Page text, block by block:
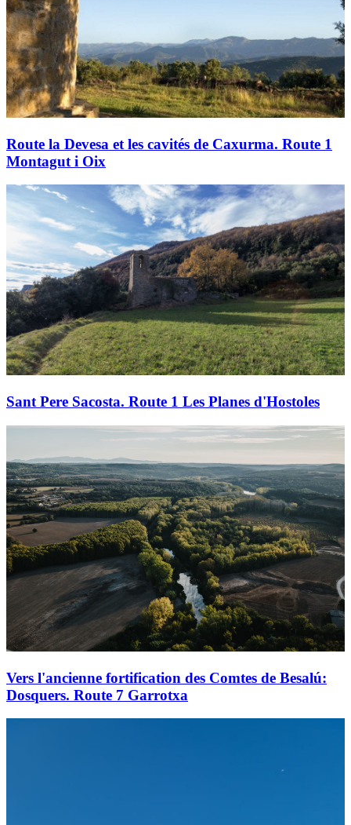
Route la Devesa et les cavités de Caxurma. Route 1
Montagut i Oix
Sant Pere Sacosta. Route 1 Les Planes d'Hostoles
Vers l'ancienne fortification des Comtes de Besalú:
Dosquers. Route 7 Garrotxa